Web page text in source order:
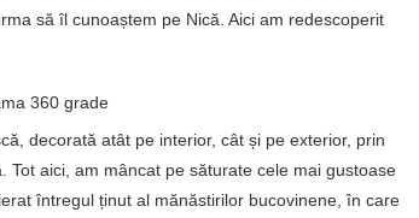
să îl cunoaștem pe Nică. Aici am redescoperit
360 grade
decorată atât pe interior, cât și pe exterior, prin
aici, am mâncat pe săturate cele mai gustoase
întregul ținut al mănăstirilor bucovinene, în care